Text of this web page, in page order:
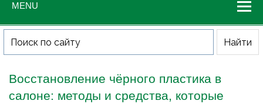
MENU
Восстановление чёрного пластика в
салоне: методы и средства, которые